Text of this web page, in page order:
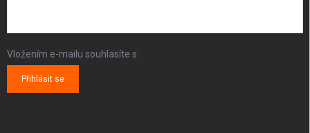
Vložením e-mailu souhlasíte s
Přihlásit se